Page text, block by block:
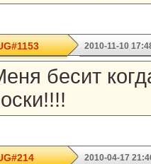
2010-11-10
бесит
2010-04-17